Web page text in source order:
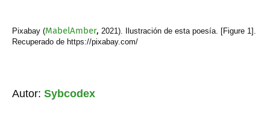
Pixabay (MabelAmber, 2021). Ilustración de esta poesía. [Figure 1].
Recuperado de https://pixabay.com/
Autor: Sybcodex